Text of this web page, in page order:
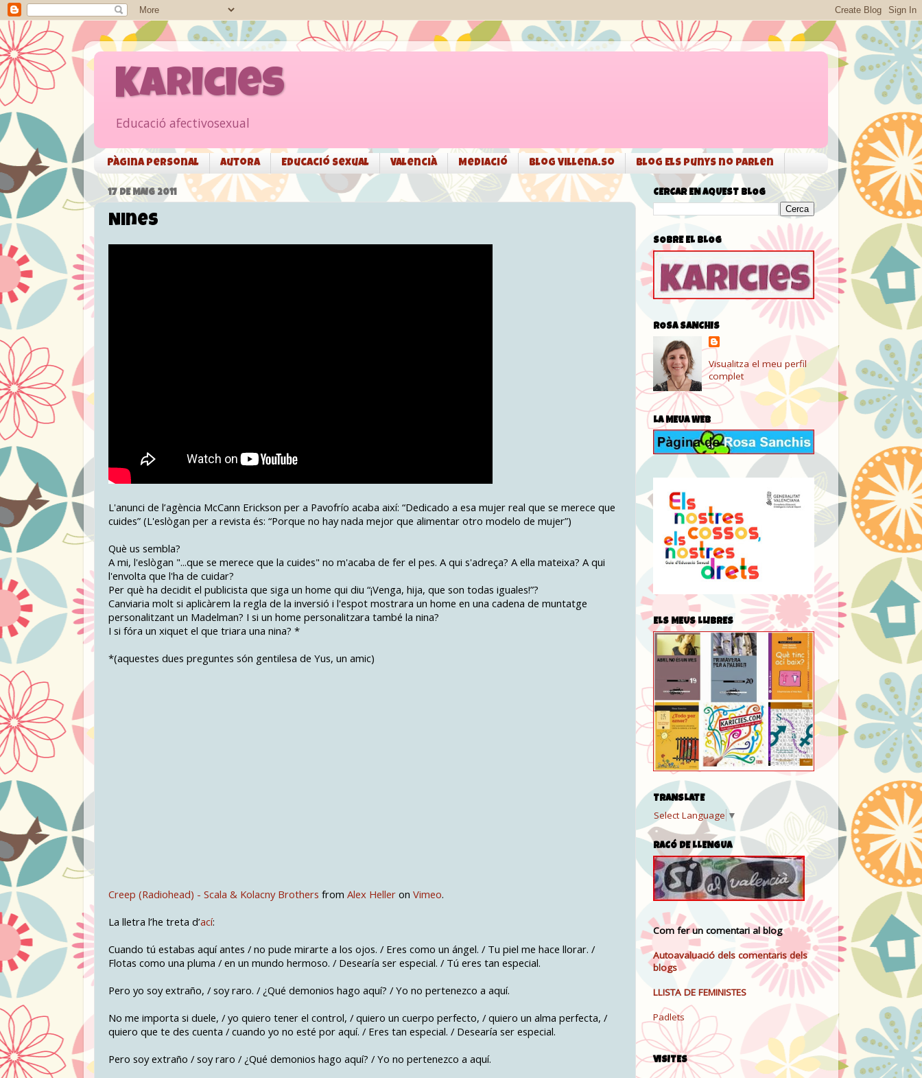
Karicies
Educació afectivosexual
Pàgina personal Autora Educació sexual Valencià Mediació Blog Villena.so Blog Els punys no parlen
17 DE MAIG 2011
Nines
L'anunci de l’agència McCann Erickson per a Pavofrío acaba així: “Dedicado a esa mujer real que se merece que
cuides” (L'eslògan per a revista és: “Porque no hay nada mejor que alimentar otro modelo de mujer”)
Què us sembla?
A mi, l'eslògan "...que se merece que la cuides" no m'acaba de fer el pes. A qui s'adreça? A ella mateixa? A qui
l'envolta que l'ha de cuidar?
Per què ha decidit el publicista que siga un home qui diu “¡Venga, hija, que son todas iguales!”?
Canviaria molt si aplicàrem la regla de la inversió i l'espot mostrara un home en una cadena de muntatge
personalitzant un Madelman? I si un home personalitzara també la nina?
I si fóra un xiquet el que triara una nina? *
*(aquestes dues preguntes són gentilesa de Yus, un amic)
Creep (Radiohead) - Scala & Kolacny Brothers from Alex Heller on Vimeo.
La lletra l’he treta d’ací:
Cuando tú estabas aquí antes / no pude mirarte a los ojos. / Eres como un ángel. / Tu piel me hace llorar. /
Flotas como una pluma / en un mundo hermoso. / Desearía ser especial. / Tú eres tan especial.
Pero yo soy extraño, / soy raro. / ¿Qué demonios hago aquí? / Yo no pertenezco a aquí.
No me importa si duele, / yo quiero tener el control, / quiero un cuerpo perfecto, / quiero un alma perfecta, /
quiero que te des cuenta / cuando yo no esté por aquí. / Eres tan especial. / Desearía ser especial.
Pero soy extraño / soy raro / ¿Qué demonios hago aquí? / Yo no pertenezco a aquí.
CERCAR EN AQUEST BLOG
SOBRE EL BLOG
ROSA SANCHIS
Visualitza el meu perfil
complet
LA MEUA WEB
ELS MEUS LLIBRES
TRANSLATE
Select Language ▼
RACÓ DE LLENGUA
Com fer un comentari al blog
Autoavaluació dels comentaris dels
blogs
LLISTA DE FEMINISTES
Padlets
VISITES